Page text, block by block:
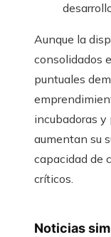
Aunque la
consolidados
puntuales
incubadoras y
aumentan su
capacidad de
críticos.
Noticias